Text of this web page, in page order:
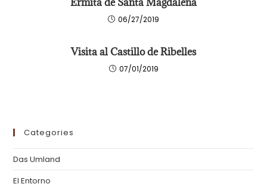
06/27/2019
Visita al Castillo de Ribelles
07/01/2019
Categories
Das Umland
El Entorno